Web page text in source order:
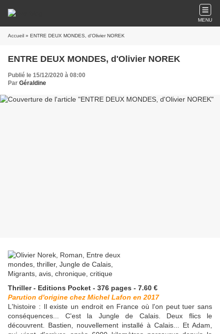
MENU
Accueil » ENTRE DEUX MONDES, d'Olivier NOREK
ENTRE DEUX MONDES, d'Olivier NOREK
Publié le 15/12/2020 à 08:00
Par Géraldine
Thriller - Editions Pocket - 376 pages - 7.60 €
Parution d'origine chez Michel Lafon en 2017
L'histoire : Il existe un endroit en France où l'on peut tuer sans
conséquences... C'est la Jungle de Calais. Deux flics le
découvrent. Bastien, nouvellement installé à Calais... Et Adam,